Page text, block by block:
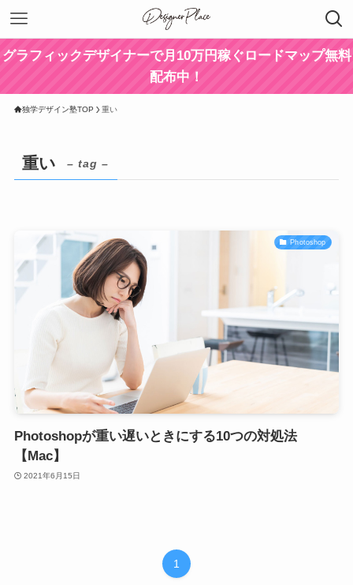
グラフィックデザイナーで月10万円稼ぐロードマップ無料
配布中！
独学デザイン塾TOP 重い
重い – tag –
Photoshop
Photoshopが重い遅いときにする10つの対処法
【Mac】
2021年6月15日
1